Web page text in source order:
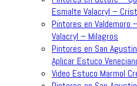
Esmalte Valacryl –
Pintores en Valdemoro
Valacryl – Milagros
Pintores en San
Aplicar Estuco
Video Estuco Marmol